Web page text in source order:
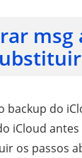
msg
backup do
iCloud
os passos